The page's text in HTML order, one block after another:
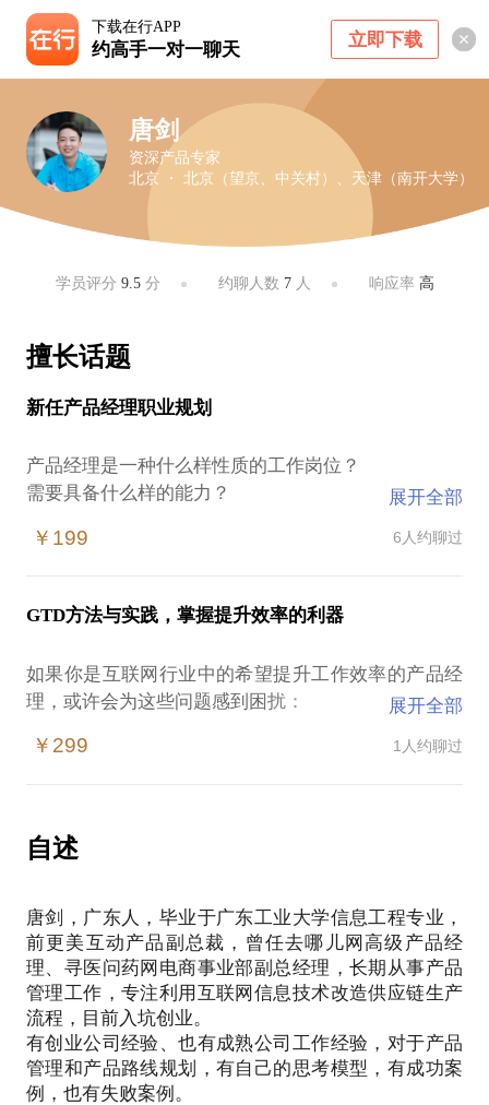
下载在行APP
约高手一对一聊天 立即下载
唐剑
资深产品专家
北京 ・ 北京（望京、中关村）、天津（南开大学）
学员评分 9.5分 约聊人数 7人 响应率 高
擅长话题
新任产品经理职业规划
产品经理是一种什么样性质的工作岗位？
需要具备什么样的能力？
如何对自己进行快速定位？
如何与同事沟通？
不用担心，通过对你现场把脉支招，从性格、知识背
少走弯路。
适合人群：2年以下年资产品岗位从业者和计划从事互
联网产品岗位的求职者
展开全部
￥199 6人约聊过
GTD方法与实践，掌握提升效率的利器
如果你是互联网行业中的希望提升工作效率的产品经
理，或许会为这些问题感到困扰：
总是遗漏要做的事情
我愿意与你分享的内容包括：
如果对工作时间进行规划；
如何结合印象笔记打造自己专属的知识库
PS.在选择与我见面前，请把你的问题更具体化。毕
竟一小时的谈话只能解决一个小问题。请把你的问题
提前发给我，方便我做更精确的准备，提升见面效
率。期待与你的见面。
展开全部
￥299 1人约聊过
自述
唐剑，广东人，毕业于广东工业大学信息工程专业，
前更美互动产品副总裁，曾任去哪儿网高级产品经
理、寻医问药网电商事业部副总经理，长期从事产品
管理工作，专注利用互联网信息技术改造供应链生产
流程，目前入坑创业。
有创业公司经验、也有成熟公司工作经验，对于产品
管理和产品路线规划，有自己的思考模型，有成功案
例，也有失败案例。